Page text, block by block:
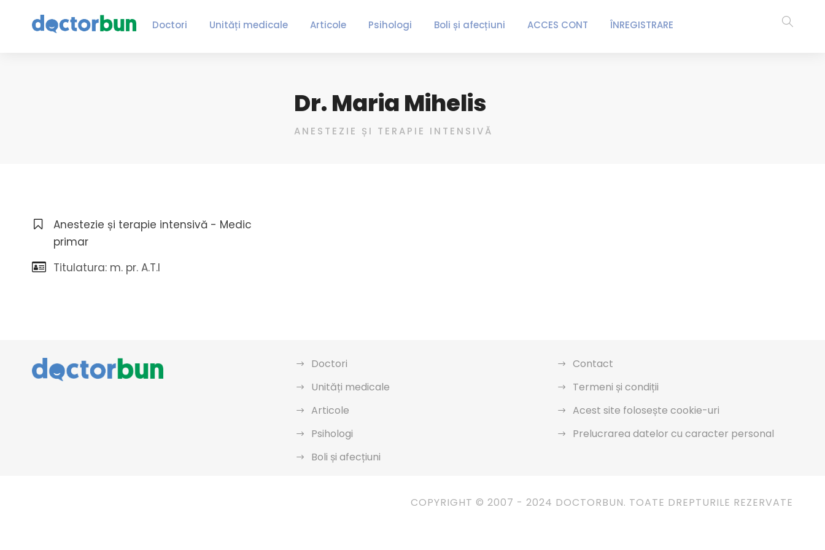
Doctori Unități medicale Articole Psihologi Boli și afecțiuni ACCES CONT ÎNREGISTRARE
Dr. Maria Mihelis
ANESTEZIE ȘI TERAPIE INTENSIVĂ
Anestezie și terapie intensivă - Medic
primar
Titulatura: m. pr. A.T.I
Doctori
Unități medicale
Articole
Psihologi
Boli și afecțiuni
Contact
Termeni și condiții
Acest site folosește cookie-uri
Prelucrarea datelor cu caracter personal
COPYRIGHT © 2007 - 2024 DOCTORBUN. TOATE DREPTURILE REZERVATE